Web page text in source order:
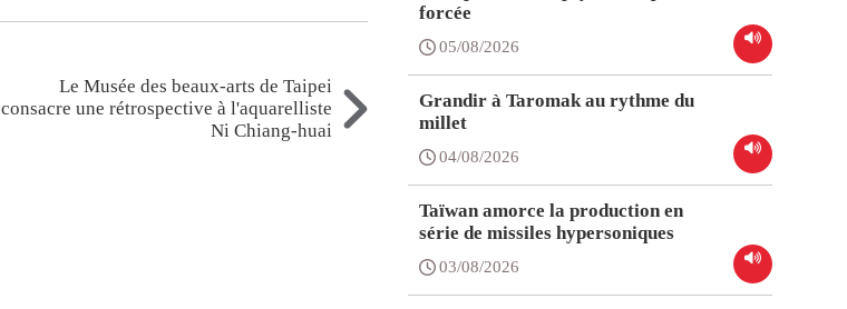
Le Musée des beaux-arts de Taipei
consacre une rétrospective à l'aquarelliste
Ni Chiang-huai
forcée
05/08/2026
Grandir à Taromak au rythme du
millet
04/08/2026
Taïwan amorce la production en
série de missiles hypersoniques
03/08/2026